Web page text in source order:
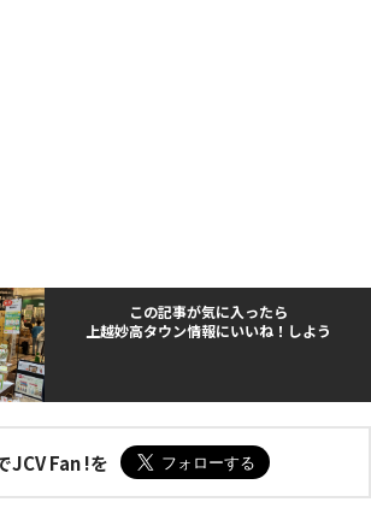
この記事が気に入ったら
上越妙高タウン情報にいいね！しよう
Fan !を